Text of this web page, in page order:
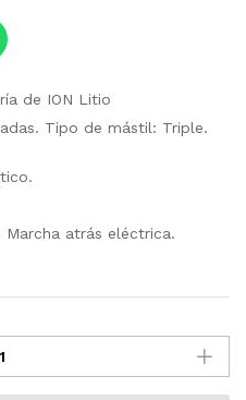
de ION Litio
Tipo de mástil: Triple.
atrás eléctrica.